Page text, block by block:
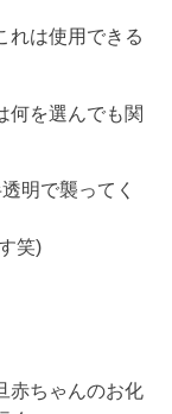
れは使用できる
何を選んでも関
明で襲ってく
笑)
赤ちゃんのお化